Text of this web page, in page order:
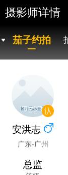
摄影师详情
茄子约拍
安洪志
广东-广州
总监